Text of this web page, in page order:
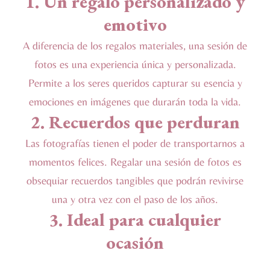
emotivo
A diferencia de los regalos materiales, una sesión de
fotos es una experiencia única y personalizada.
Permite a los seres queridos capturar su esencia y
emociones en imágenes que durarán toda la vida.
2. Recuerdos que perduran
Las fotografías tienen el poder de transportarnos a
momentos felices. Regalar una sesión de fotos es
obsequiar recuerdos tangibles que podrán revivirse
una y otra vez con el paso de los años.
3. Ideal para cualquier
ocasión